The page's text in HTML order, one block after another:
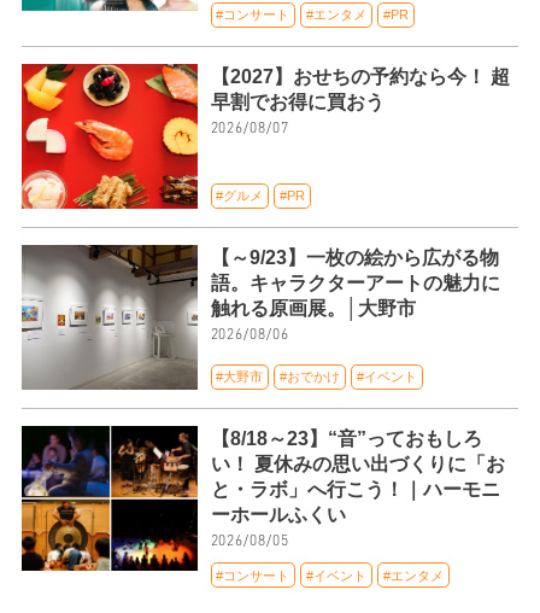
#コンサート #エンタメ #PR
【2027】おせちの予約なら今！ 超
早割でお得に買おう
2026/08/07
#グルメ #PR
【～9/23】一枚の絵から広がる物
語。キャラクターアートの魅力に
触れる原画展。│大野市
2026/08/06
#大野市 #おでかけ #イベント
【8/18～23】“音”っておもしろ
い！ 夏休みの思い出づくりに「お
と・ラボ」へ行こう！｜ハーモニ
ーホールふくい
2026/08/05
#コンサート #イベント #エンタメ